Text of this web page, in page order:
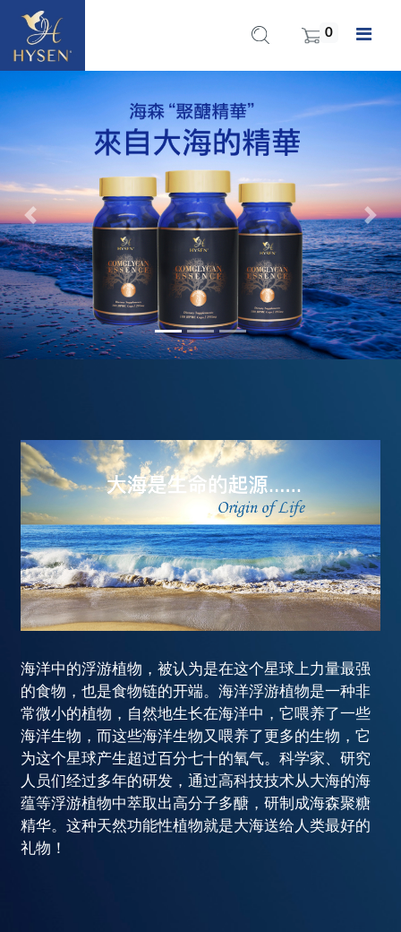
0
Previous
海洋中的浮游植物，被认为是在这个星球上力量最强
的食物，也是食物链的开端。海洋浮游植物是一种非
常微小的植物，自然地生长在海洋中，它喂养了一些
海洋生物，而这些海洋生物又喂养了更多的生物，它
为这个星球产生超过百分七十的氧气。科学家、研究
人员们经过多年的研发，通过高科技技术从大海的海
蕴等浮游植物中萃取出高分子多醣，研制成海森聚糖
精华。这种天然功能性植物就是大海送给人类最好的
礼物！